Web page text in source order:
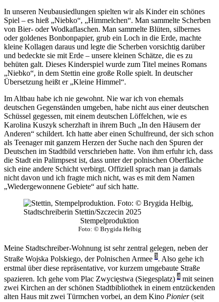
In unseren Neubausiedlungen spielten wir als Kinder ein schönes
Spiel – es hieß „Niebko“, „Himmelchen“. Man sammelte Scherben
von Bier- oder Wodkaflaschen. Man sammelte Blüten, silbernes
oder goldenes Bonbonpapier, grub ein Loch in die Erde, machte
kleine Kollagen daraus und legte die Scherben vorsichtig darüber
und bedeckte sie mit Erde – unsere kleinen Schätze, die es zu
behüten galt. Dieses Kinderspiel wurde zum Titel meines Romans
„Niebko“, in dem Stettin eine große Rolle spielt. In deutscher
Übersetzung heißt er „Kleine Himmel“.
Im Altbau habe ich nie gewohnt. Nie war ich von ehemals
deutschen Gegenständen umgeben, habe nicht aus einer deutschen
Schüssel gegessen, mit einem deutschen Löffelchen, wie es
Karolina Kuszyk scherzhaft in ihrem Buch „In den Häusern der
Anderen“ schildert. Ich hatte aber einen Schulfreund, der sich schon
als Teenager mit ganzem Herzen der Suche nach den Spuren der
Deutschen im Stadtbild verschrieben hatte. Von ihm erfuhr ich, dass
die Stadt ein Palimpsest ist, dass unter der polnischen Oberfläche
sich eine andere Schicht verbirgt. Offiziell sprach man ja damals
nicht davon und ich fragte mich nicht, was es mit dem Namen
„Wiedergewonnene Gebiete“ auf sich hatte.
Stempelproduktion
Foto: © Brygida Helbig
Meine Stadtschreiber-Wohnung ist sehr zentral gelegen, neben der
Straße Wojska Polskiego, der Polnischen Armee 3. Also gehe ich
erstmal über diese repräsentative, vor kurzem umgebaute Straße
spazieren. Ich gehe vom Plac Zwycięstwa (Siegesplatz) 4 mit seinen
zwei Kirchen an der schönen Stadtbibliothek in einem entzückenden
alten Haus mit zwei Türmchen vorbei, an dem Kino Pionier(seit